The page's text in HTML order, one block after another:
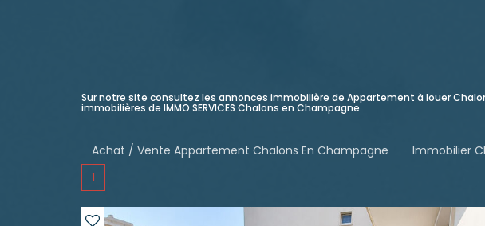
Sur notre site consultez les annonces immobilière de Appartement à louer
immobilières de IMMO SERVICES Chalons en Champagne.
Achat / Vente Appartement Chalons En Champagne Immobilier
1